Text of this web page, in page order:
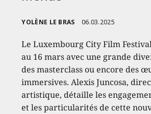
YOLÈNE LE BRAS 06.03.2025
Le Luxembourg City Film
au 16 mars avec une grande
des masterclass ou encore des
immersives. Alexis Juncosa,
artistique, détaille les
et les particularités de cette